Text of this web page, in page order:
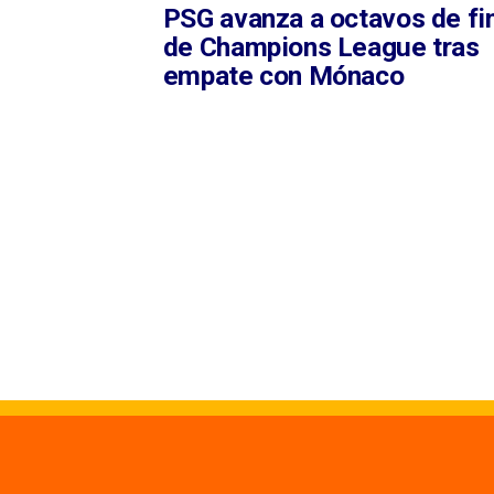
PSG avanza a octavos de
de Champions League tras
empate con Mónaco